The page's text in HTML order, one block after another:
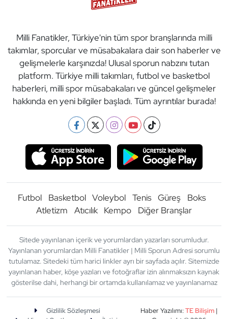
Milli Fanatikler, Türkiye'nin tüm spor branşlarında milli
takımlar, sporcular ve müsabakalara dair son haberler ve
gelişmelerle karşınızda! Ulusal sporun nabzını tutan
platform. Türkiye milli takımları, futbol ve basketbol
haberleri, milli spor müsabakaları ve güncel gelişmeler
hakkında en yeni bilgiler başladı. Tüm ayrıntılar burada!
Futbol Basketbol Voleybol Tenis Güreş
Boks
Atletizm
Atıcılık Kempo Diğer Branşlar
Sitede yayınlanan içerik ve yorumlardan yazarları sorumludur.
Yayınlanan yorumlardan Milli Fanatikler | Milli Sporun Adresi sorumlu
tutulamaz. Sitedeki tüm harici linkler ayrı bir sayfada açılır. Sitemizde
yayınlanan haber, köşe yazıları ve fotoğraflar izin alınmaksızın kaynak
gösterilse dahi, herhangi bir ortamda kullanılamaz ve yayınlanamaz
Gizlilik Sözleşmesi
Haber Yazılımı:TE Bilişim|